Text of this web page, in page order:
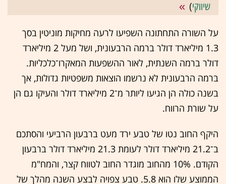
שיווקי)
על השורה התחתונה השפיעו לרעה מחיקות מוניטין בסך
1.3 מיליארד דולר ברמה הרבעונית, ושל מעל 2 מיליארד
דולר ברמה השנתית, לאור ההשפעות המאקרו־כלכליות.
ברמה הרבעונית לא נרשמו הוצאות משפטיות גדולות, אך
בשנה כולה הן הגיעו ליותר מ־2 מיליארד דולר והעיקו גם הן
על שורת הרווח.
היקף החוב נטו של טבע ירד מעט ברבעון הרביעי והסתכם
ב־21.2 מיליארד דולר לעומת 21.3 מיליארד דולר ברבעון
הקודם. 10% מהחוב מוגדר החוב לטווח קצר, והמח"מ
הממוצע שלו הוא 5.8. טבע צפויה לבצע השנה מהלך של